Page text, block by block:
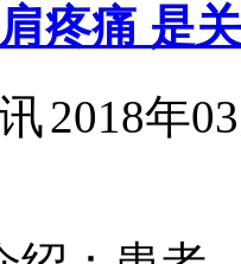
疼痛 是
2018年